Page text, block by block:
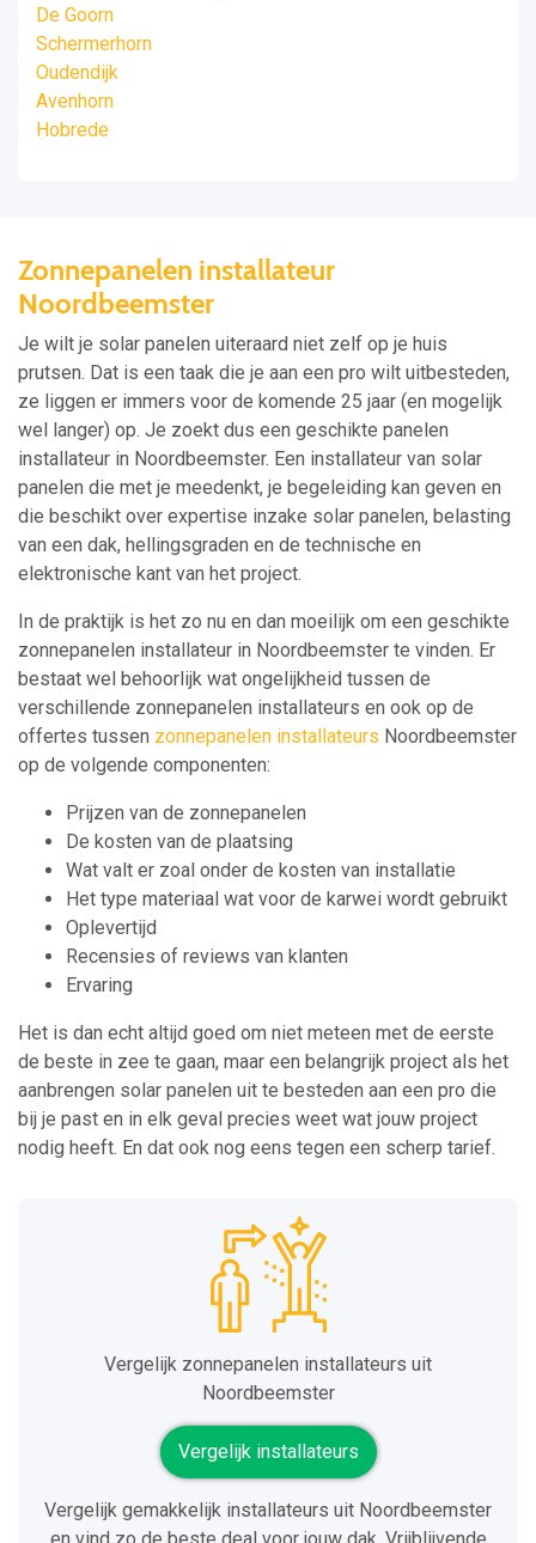
De Goorn
Schermerhorn
Oudendijk
Avenhorn
Hobrede
Zonnepanelen installateur
Noordbeemster
Je wilt je solar panelen uiteraard niet zelf op je huis
prutsen. Dat is een taak die je aan een pro wilt uitbesteden,
ze liggen er immers voor de komende 25 jaar (en mogelijk
wel langer) op. Je zoekt dus een geschikte panelen
installateur in Noordbeemster. Een installateur van solar
panelen die met je meedenkt, je begeleiding kan geven en
die beschikt over expertise inzake solar panelen, belasting
van een dak, hellingsgraden en de technische en
elektronische kant van het project.
In de praktijk is het zo nu en dan moeilijk om een geschikte
zonnepanelen installateur in Noordbeemster te vinden. Er
bestaat wel behoorlijk wat ongelijkheid tussen de
verschillende zonnepanelen installateurs en ook op de
offertes tussen zonnepanelen installateurs Noordbeemster
op de volgende componenten:
Prijzen van de zonnepanelen
De kosten van de plaatsing
Wat valt er zoal onder de kosten van installatie
Het type materiaal wat voor de karwei wordt gebruikt
Oplevertijd
Recensies of reviews van klanten
Ervaring
Het is dan echt altijd goed om niet meteen met de eerste
de beste in zee te gaan, maar een belangrijk project als het
aanbrengen solar panelen uit te besteden aan een pro die
bij je past en in elk geval precies weet wat jouw project
nodig heeft. En dat ook nog eens tegen een scherp tarief.
Vergelijk zonnepanelen installateurs uit
Noordbeemster
Vergelijk installateurs
Vergelijk gemakkelijk installateurs uit Noordbeemster